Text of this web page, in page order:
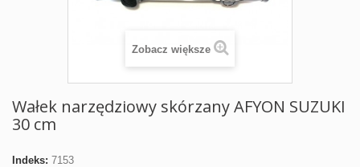
Zobacz większe
Wałek narzędziowy skórzany AFYON SUZUKI
30 cm
Indeks: 7153